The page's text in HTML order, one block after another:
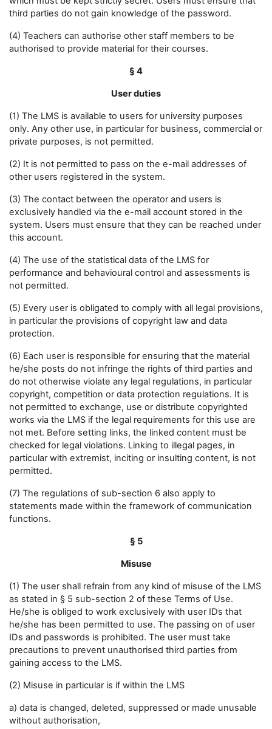
third parties do not gain knowledge of the password.
(4) Teachers can authorise other staff members to be
authorised to provide material for their courses.
§ 4
User duties
(1) The LMS is available to users for university purposes
only. Any other use, in particular for business, commercial or
private purposes, is not permitted.
(2) It is not permitted to pass on the e-mail addresses of
other users registered in the system.
(3) The contact between the operator and users is
exclusively handled via the e-mail account stored in the
system. Users must ensure that they can be reached under
this account.
(4) The use of the statistical data of the LMS for
performance and behavioural control and assessments is
not permitted.
(5) Every user is obligated to comply with all legal provisions,
in particular the provisions of copyright law and data
protection.
(6) Each user is responsible for ensuring that the material
he/she posts do not infringe the rights of third parties and
do not otherwise violate any legal regulations, in particular
copyright, competition or data protection regulations. It is
not permitted to exchange, use or distribute copyrighted
works via the LMS if the legal requirements for this use are
not met. Before setting links, the linked content must be
checked for legal violations. Linking to illegal pages, in
particular with extremist, inciting or insulting content, is not
permitted.
(7) The regulations of sub-section 6 also apply to
statements made within the framework of communication
functions.
§ 5
Misuse
(1) The user shall refrain from any kind of misuse of the LMS
as stated in § 5 sub-section 2 of these Terms of Use.
He/she is obliged to work exclusively with user IDs that
he/she has been permitted to use. The passing on of user
IDs and passwords is prohibited. The user must take
precautions to prevent unauthorised third parties from
gaining access to the LMS.
(2) Misuse in particular is if within the LMS
a) data is changed, deleted, suppressed or made unusable
without authorisation,